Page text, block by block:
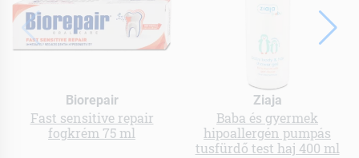
Biorepair
Fast sensitive repair
fogkrém 75 ml
Ziaja
Baba és gyermek
hipoallergén pumpás
tusfürdő test haj 400 ml